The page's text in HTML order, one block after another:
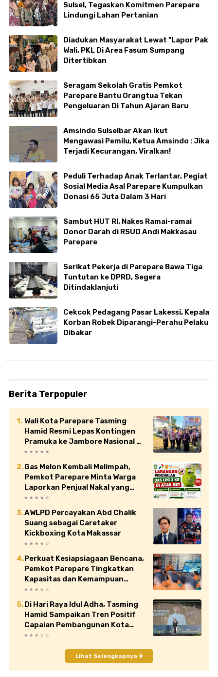
Sulsel, Tegaskan Komitmen Parepare
Lindungi Lahan Pertanian
Diadukan Masyarakat Lewat "Lapor Pak
Wali, PKL Di Area Fasum Sumpang
Ditertibkan
Seragam Sekolah Gratis Pemkot
Parepare Bantu Orangtua Tekan
Pengeluaran Di Tahun Ajaran Baru
Amsindo Sulselbar Akan Ikut
Mengawasi Pemilu, Ketua Amsindo : Jika
Terjadi Kecurangan, Viralkan!
Peduli Terhadap Anak Terlantar, Pegiat
Sosial Media Asal Parepare Kumpulkan
Donasi 65 Juta Dalam 3 Hari
Sambut HUT RI, Nakes Ramai-ramai
Donor Darah di RSUD Andi Makkasau
Parepare
Serikat Pekerja di Parepare Bawa Tiga
Tuntutan ke DPRD, Segera
Ditindaklanjuti
Cekcok Pedagang Pasar Lakessi, Kepala
Korban Robek Diparangi-Perahu Pelaku
Dibakar
Berita Terpopuler
Wali Kota Parepare Tasming
Hamid Resmi Lepas Kontingen
Pramuka ke Jambore Nasional XII
di Cibubur
Gas Melon Kembali Melimpah,
Pemkot Parepare Minta Warga
Laporkan Penjual Nakal yang
Jual di Atas HET
AWLPD Percayakan Abd Chalik
Suang sebagai Caretaker
Kickboxing Kota Makassar
Perkuat Kesiapsiagaan Bencana,
Pemkot Parepare Tingkatkan
Kapasitas dan Kemampuan
Manajerial TRC BPBD
Di Hari Raya Idul Adha, Tasming
Hamid Sampaikan Tren Positif
Capaian Pembangunan Kota
Parepare
Lihat Selengkapnya